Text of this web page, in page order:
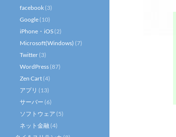
facebook (3)
Google (10)
iPhone・iOS (2)
Microsoft(Windows) (7)
Twitter (3)
WordPress (87)
Zen Cart (4)
アプリ (13)
サーバー (6)
ソフトウェア (5)
ネット金融 (4)